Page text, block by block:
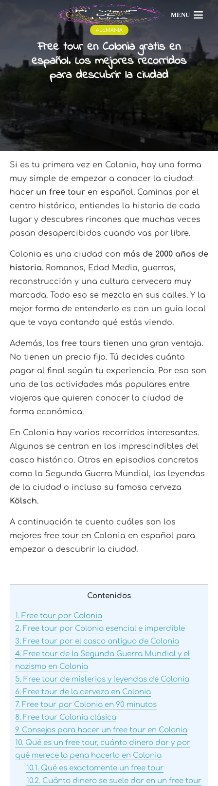
MENU
ALEMANIA
Free tour en Colonia gratis en
español. Los mejores recorridos
para descubrir la ciudad
Si es tu primera vez en Colonia, hay una forma
muy simple de empezar a conocer la ciudad:
hacer un free tour en español. Caminas por el
centro histórico, entiendes la historia de cada
lugar y descubres rincones que muchas veces
pasan desapercibidos cuando vas por libre.
Colonia es una ciudad con más de 2000 años de
historia. Romanos, Edad Media, guerras,
reconstrucción y una cultura cervecera muy
marcada. Todo eso se mezcla en sus calles. Y la
mejor forma de entenderlo es con un guía local
que te vaya contando qué estás viendo.
Además, los free tours tienen una gran ventaja.
No tienen un precio fijo. Tú decides cuánto
pagar al final según tu experiencia. Por eso son
una de las actividades más populares entre
viajeros que quieren conocer la ciudad de
forma económica.
En Colonia hay varios recorridos interesantes.
Algunos se centran en los imprescindibles del
casco histórico. Otros en episodios concretos
como la Segunda Guerra Mundial, las leyendas
de la ciudad o incluso su famosa cerveza
Kölsch.
A continuación te cuento cuáles son los
mejores free tour en Colonia en español para
empezar a descubrir la ciudad.
Contenidos
1. Free tour por Colonia
2. Free tour por Colonia esencial e imperdible
3. Free tour por el casco antiguo de Colonia
4. Free tour de la Segunda Guerra Mundial y el
nazismo en Colonia
5. Free tour de misterios y leyendas de Colonia
6. Free tour de la cerveza en Colonia
7. Free tour por Colonia en 90 minutos
8. Free tour Colonia clásica
9. Consejos para hacer un free tour en Colonia
10. Qué es un free tour, cuánto dinero dar y por
qué merece la pena hacerlo en Colonia
10.1.Qué es exactamente un free tour
10.2.Cuánto dinero se suele dar en un free tour